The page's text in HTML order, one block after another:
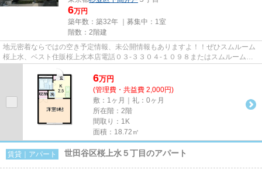
6万円
築年数：築32年 ｜募集中： 1室
階数：2階建
地元密着ならではの空き予定情報、未公開情報もありますよ！！ぜひスムルーム
桜上水、ベスト住販桜上水本店電話０３-３３０４-１０９８またはスムルーム下
6万円
(管理費・共益費 2,000円)
敷：1ヶ月｜礼：0ヶ月
所在階：2階
間取り：1K
面積：18.72㎡
賃貸｜アパート 世田谷区桜上水５丁目のアパート